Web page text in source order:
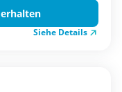
Siehe Details